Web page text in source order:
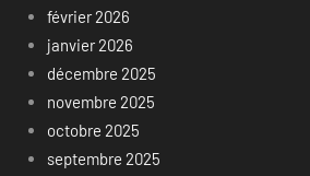
février 2026
janvier 2026
décembre 2025
novembre 2025
octobre 2025
septembre 2025